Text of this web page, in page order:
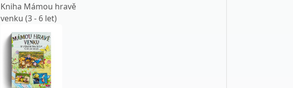
Kniha Mámou hravě
venku (3 - 6 let)